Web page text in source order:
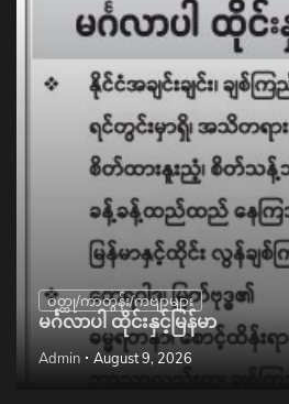
ဝတ္ထု/ကာတွန်း/ကဗျာများ
မင်္ဂလာပါ ထိုင်းနှင့်မြန်မာ
Admin August 9, 2026